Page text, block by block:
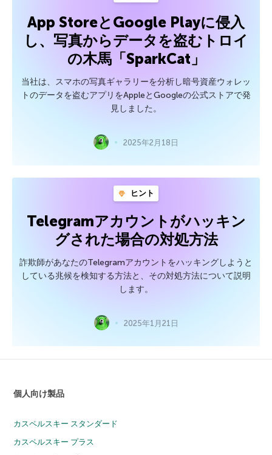
App StoreとGoogle Playに侵入
し、写真からデータを盗むトロイ
の木馬「SparkCat」
当社は、スマホの写真ギャラリーを分析し暗号資産ウォレッ
トのデータを盗むアプリをAppleとGoogleの公式ストアで発
見しました。
2025年2月18日
ヒント
Telegramアカウントがハッキン
グされた場合の対処方法
詐欺師があなたのTelegramアカウントをハッキングしようと
している兆候を検知する方法と、その対処方法について説明
します。
2025年1月21日
個人向け製品
カスペルスキー スタンダード
カスペルスキー プラス